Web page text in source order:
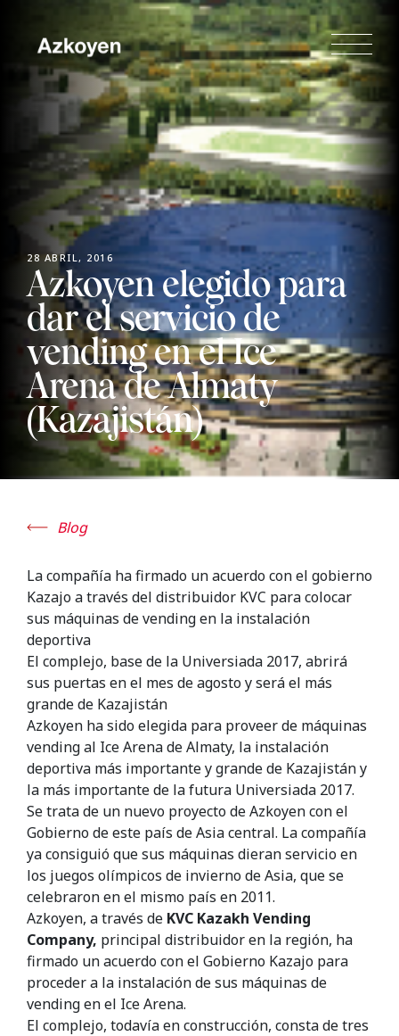
28 ABRIL, 2016
Azkoyen elegido para
dar el servicio de
vending en el Ice
Arena de Almaty
(Kazajistán)
Blog
La compañía ha firmado un acuerdo con el gobierno
Kazajo a través del distribuidor KVC para colocar
sus máquinas de vending en la instalación
deportiva
El complejo, base de la Universiada 2017, abrirá
sus puertas en el mes de agosto y será el más
grande de Kazajistán
Azkoyen ha sido elegida para proveer de máquinas
vending al Ice Arena de Almaty, la instalación
deportiva más importante y grande de Kazajistán y
la más importante de la futura Universiada 2017.
Se trata de un nuevo proyecto de Azkoyen con el
Gobierno de este país de Asia central. La compañía
ya consiguió que sus máquinas dieran servicio en
los juegos olímpicos de invierno de Asia, que se
celebraron en el mismo país en 2011.
Azkoyen, a través de KVC Kazakh Vending
Company, principal distribuidor en la región, ha
firmado un acuerdo con el Gobierno Kazajo para
proceder a la instalación de sus máquinas de
vending en el Ice Arena.
El complejo, todavía en construcción, consta de tres